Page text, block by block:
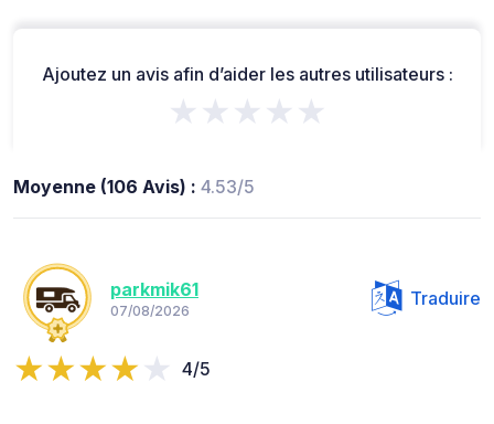
Ajoutez un avis afin d’aider les autres utilisateurs :
★★★★★
Moyenne (106 Avis) : 4.53/5
parkmik61
07/08/2026
Traduire
4/5